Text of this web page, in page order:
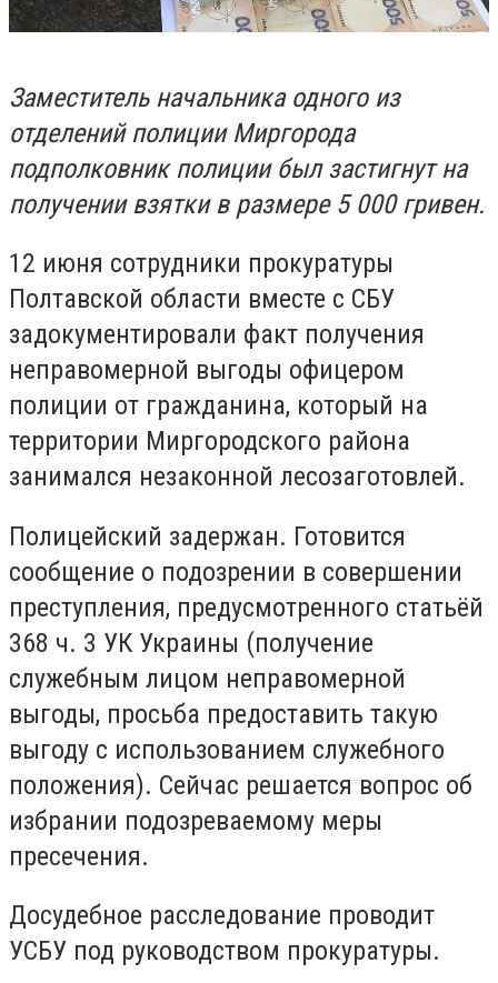
Заместитель начальника одного из
отделений полиции Миргорода
подполковник полиции был застигнут на
получении взятки в размере 5 000 гривен.
12 июня сотрудники прокуратуры
Полтавской области вместе с СБУ
задокументировали факт получения
неправомерной выгоды офицером
полиции от гражданина, который на
территории Миргородского района
занимался незаконной лесозаготовлей.
Полицейский задержан. Готовится
сообщение о подозрении в совершении
преступления, предусмотренного статьёй
368 ч. 3 УК Украины (получение
служебным лицом неправомерной
выгоды, просьба предоставить такую
выгоду с использованием служебного
положения). Сейчас решается вопрос об
избрании подозреваемому меры
пресечения.
Досудебное расследование проводит
УСБУ под руководством прокуратуры.